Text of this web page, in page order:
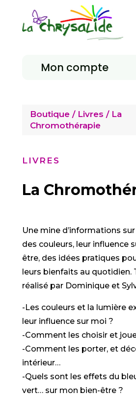
Mon compte
Boutique/ Livres / La
Chromothérapie
LIVRES
La
Une mine d’informations
des couleurs, leur influence
être, des idées pratiques
leurs bienfaits au quotidien.
réalisé par Dominique et
-Les couleurs et la lumière
leur influence sur moi ?
-Comment les choisir et
-Comment les porter, et
intérieur…
-Quels sont les effets du
vert… sur mon bien-être ?